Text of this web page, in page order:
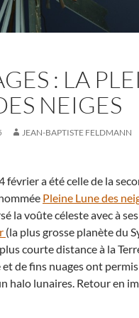
: LA
NEIGES
JEAN-BAPTISTE FELDMANN
février a été celle de la
Pleine Lune des
la voûte céleste avec à
(la plus grosse planète du
courte distance à la
de fins nuages ont
halo lunaires. Retour en